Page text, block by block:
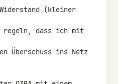
(kleiner
regeln, dass ich mit
Überschuss ins Netz